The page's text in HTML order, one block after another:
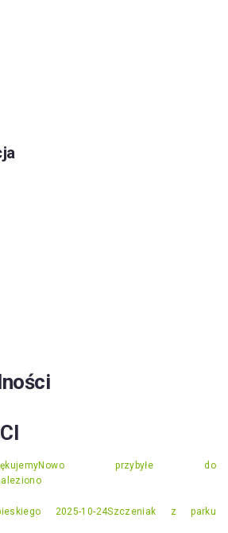
Nowo przybyłe do
2025-10-24Szczeniak z parku